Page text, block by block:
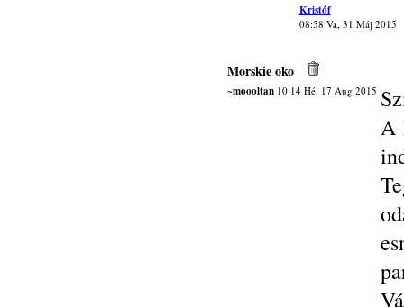
Kristóf
08:58 Va, 31 Máj 2015
Morskie oko
~moooltan10:14 Hé, 17 Aug 2015
A